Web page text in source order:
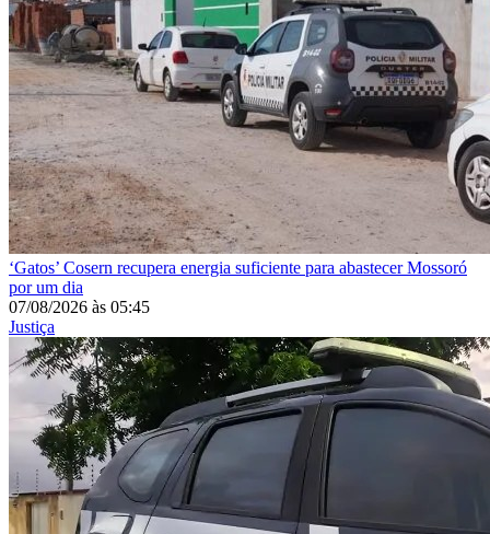
‘Gatos’ Cosern recupera energia suficiente para abastecer Mossoró
por um dia
07/08/2026 às 05:45
Justiça